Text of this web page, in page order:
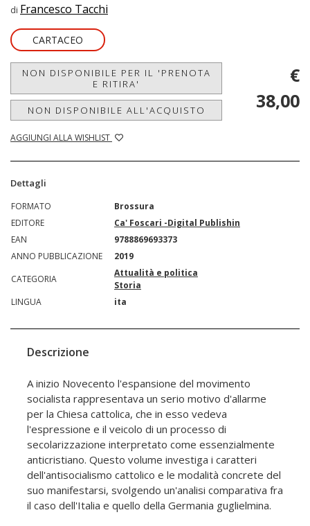
di Francesco Tacchi
CARTACEO
NON DISPONIBILE PER IL 'PRENOTA
E RITIRA'
NON DISPONIBILE ALL'ACQUISTO
AGGIUNGI ALLA WISHLIST
€
38,00
Dettagli
FORMATO
Brossura
EDITORE
Ca' Foscari -Digital Publishin
EAN
9788869693373
ANNO PUBBLICAZIONE
2019
CATEGORIA
Attualità e politica
Storia
LINGUA
ita
Descrizione
A inizio Novecento l'espansione del movimento
socialista rappresentava un serio motivo d'allarme
per la Chiesa cattolica, che in esso vedeva
l'espressione e il veicolo di un processo di
secolarizzazione interpretato come essenzialmente
anticristiano. Questo volume investiga i caratteri
dell'antisocialismo cattolico e le modalità concrete del
suo manifestarsi, svolgendo un'analisi comparativa fra
il caso dell'Italia e quello della Germania guglielmina.